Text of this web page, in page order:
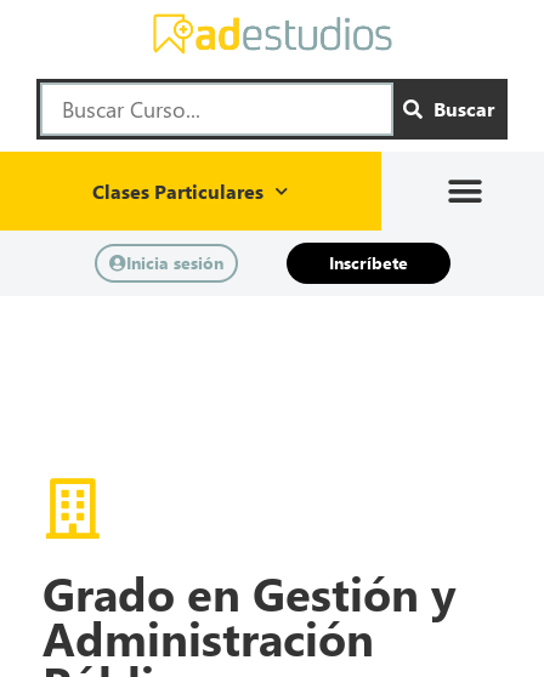
Buscar
Clases Particulares
Inicia sesión Inscríbete
Grado en Gestión y
Administración